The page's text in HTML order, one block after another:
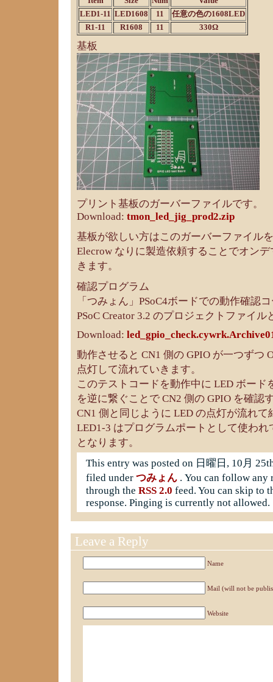
LED1-11 LED1608 11
任意の色の1608LED
R1-11
R1608 11 330Ω
基板
プリント基板のガーバーファイルです。
Download: tmon_led_jig_prod2.zip
基板が欲しい方はこのガーバーファイル
Elecrow なりに製造依頼することでオン
きます。
確認プログラム
「つみょん」PSoC4ボードでの動作確認
PSoC Creator 3.2 のプロジェクトファイル
Download:
動作させると CN1 側の GPIO が一つずつ
点灯して流れていきます。
このテストコードを動作中に LED ボード
を逆に繋ぐことで CN2 側の GPIO を確認
CN1 側と同じように LED の点灯が流れ
LED1-3 はプログラムポートとして使わ
となります。
This entry was posted on 日曜日, 10月
filed under つみょん . You can follow any
through the RSS 2.0 feed. You can skip to
response. Pinging is currently not allowed.
Leave a Reply
Name
Mail (will not be
Website